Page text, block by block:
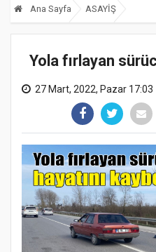
Ana Sayfa ASAYİŞ
Yola fırlayan
27 Mart, 2022, Pazar 17:03